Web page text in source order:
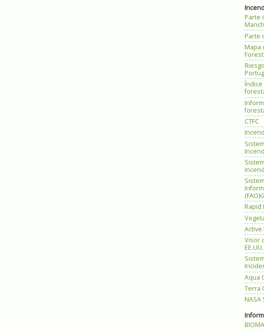
Parte
Parte
Mapa
CTFC
(FAO)
Rapid
Active
Visor
EE.UU.
Aqua
Terra
NASA